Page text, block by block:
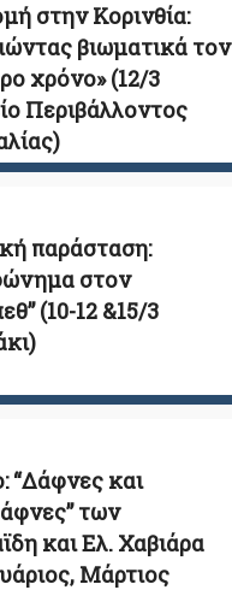
στην Κορινθία:
βιωματικά τον
χρόνο» (12/3
Περιβάλλοντος
παράσταση:
στον
(10-12 &15/3
“Δάφνες και
των
και Ελ. Χαβιάρα
Μάρτιος